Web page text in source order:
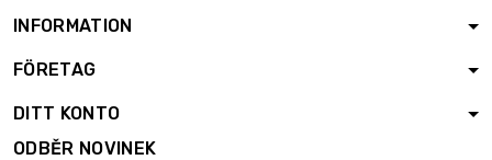
1000mm
1000mm
Hmotnost : 2 000gr
INFORMATION
FÖRETAG
DITT KONTO
ODBĚR NOVINEK